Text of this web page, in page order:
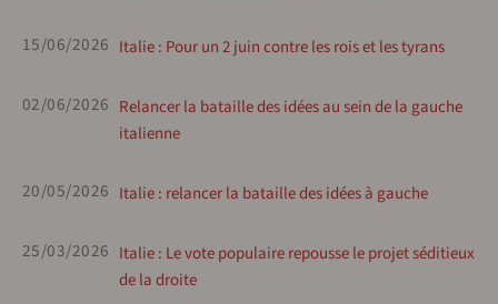
15/06/2026 Italie : Pour un 2 juin contre les rois et les tyrans
02/06/2026 Relancer la bataille des idées au sein de la gauche
italienne
20/05/2026 Italie : relancer la bataille des idées à gauche
25/03/2026 Italie : Le vote populaire repousse le projet séditieux
de la droite